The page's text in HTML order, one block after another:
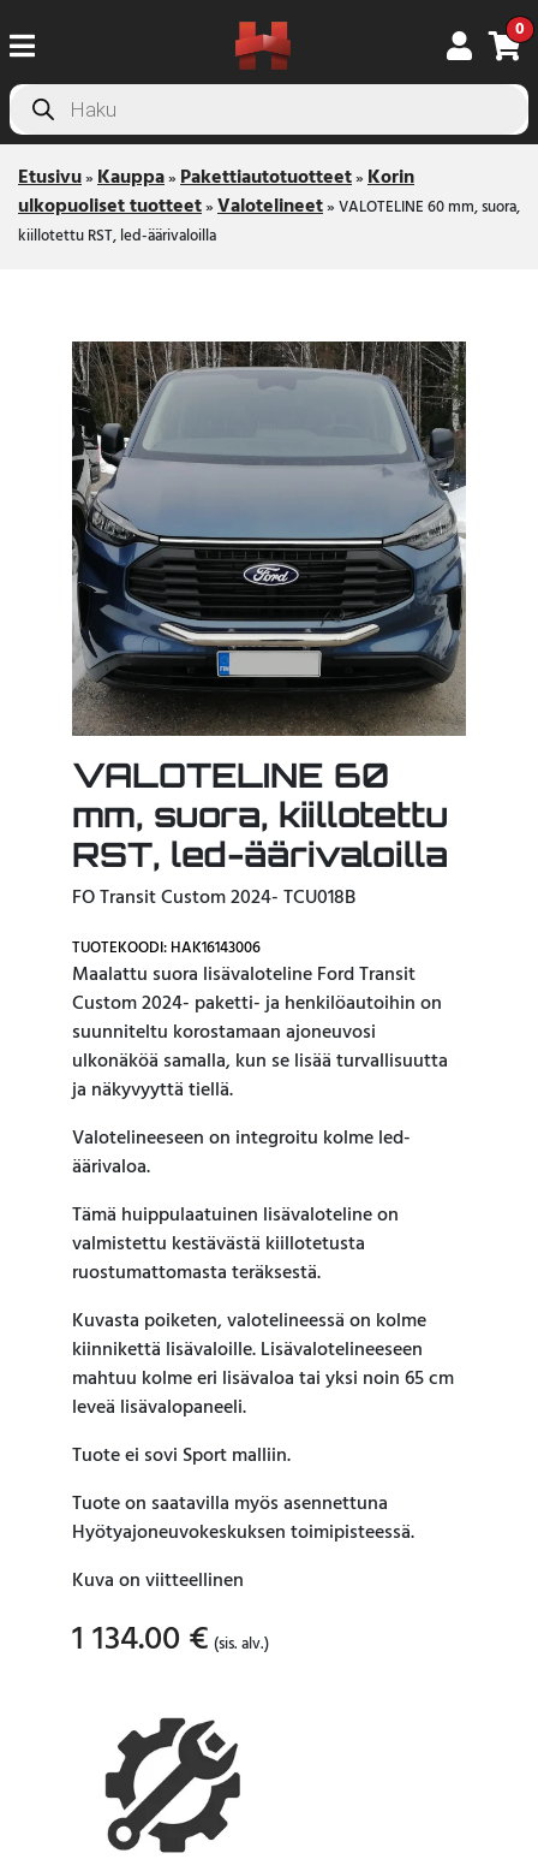
0
Products
search
Etusivu»Kauppa»Pakettiautotuotteet»Korin
ulkopuoliset tuotteet»Valotelineet»VALOTELINE 60 mm, suora,
kiillotettu RST, led-äärivaloilla
VALOTELINE 60
mm, suora, kiillotettu
RST, led-äärivaloilla
FO Transit Custom 2024- TCU018B
TUOTEKOODI: HAK16143006
Maalattu suora lisävaloteline Ford Transit
Custom 2024- paketti- ja henkilöautoihin on
suunniteltu korostamaan ajoneuvosi
ulkonäköä samalla, kun se lisää turvallisuutta
ja näkyvyyttä tiellä.
Valotelineeseen on integroitu kolme led-
äärivaloa.
Tämä huippulaatuinen lisävaloteline on
valmistettu kestävästä kiillotetusta
ruostumattomasta teräksestä.
Kuvasta poiketen, valotelineessä on kolme
kiinnikettä lisävaloille. Lisävalotelineeseen
mahtuu kolme eri lisävaloa tai yksi noin 65 cm
leveä lisävalopaneeli.
Tuote ei sovi Sport malliin.
Tuote on saatavilla myös asennettuna
Hyötyajoneuvokeskuksen toimipisteessä.
Kuva on viitteellinen
1 134.00 € (sis. alv.)